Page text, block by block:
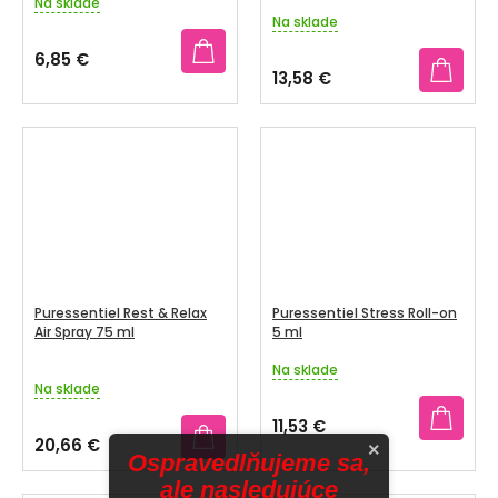
Priemerné
produktu
je
z
5
6,85 €
Na sklade
13,58 €
Puressentiel Rest & Relax
Air Spray 75 ml
Na sklade
20,66 €
Puressentiel Stress Roll-on
5 ml
Priemerné
produktu
je
5,0
z
Na sklade
11,53 €
×
Ospravedlňujeme sa,
ale nasledujúce